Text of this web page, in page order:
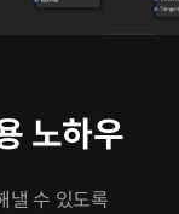
노하우
낼 수 있도록